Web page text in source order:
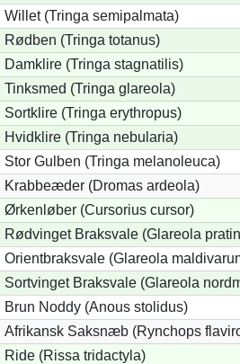
Willet (Tringa semipalmata)
Rødben (Tringa totanus)
Damklire (Tringa stagnatilis)
Tinksmed (Tringa glareola)
Sortklire (Tringa erythropus)
Hvidklire (Tringa nebularia)
Stor Gulben (Tringa melanoleuca)
Krabbeæder (Dromas ardeola)
Ørkenløber (Cursorius cursor)
Rødvinget Braksvale (Glareola
Orientbraksvale (Glareola
Sortvinget Braksvale (Glareola
Brun Noddy (Anous stolidus)
Afrikansk Saksnæb (Rynchops
Ride (Rissa tridactyla)